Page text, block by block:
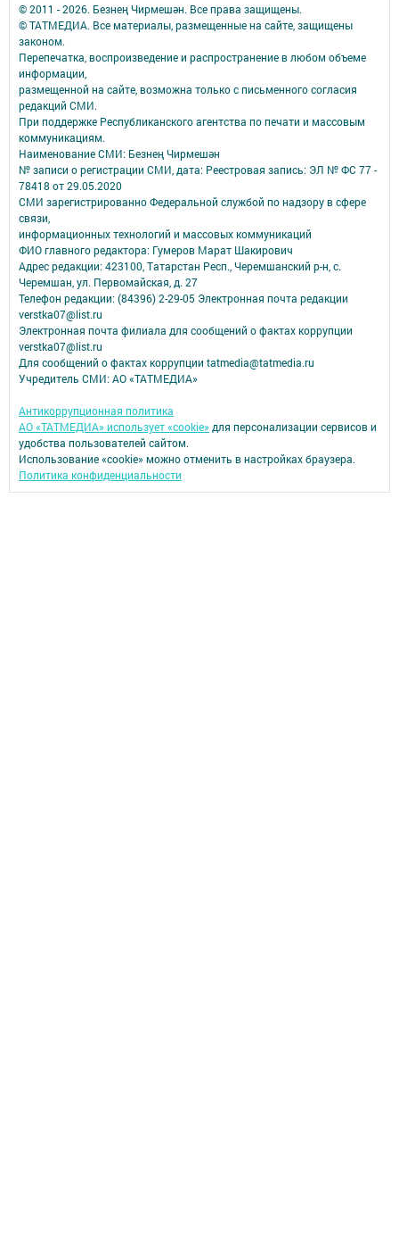
© 2011 - 2026. Безнең Чирмешән. Все права защищены.
© ТАТМЕДИА. Все материалы, размещенные на сайте, защищены
законом.
Перепечатка, воспроизведение и распространение в любом объеме
информации,
размещенной на сайте, возможна только с письменного согласия
редакций СМИ.
При поддержке Республиканского агентства по печати и массовым
коммуникациям.
Наименование СМИ: Безнең Чирмешән
№ записи о регистрации СМИ, дата: Реестровая запись: ЭЛ № ФС 77 -
78418 от 29.05.2020
СМИ зарегистрированно Федеральной службой по надзору в сфере
связи,
информационных технологий и массовых коммуникаций
ФИО главного редактора: Гумеров Марат Шакирович
Адрес редакции: 423100, Татарстан Респ., Черемшанский р-н, с.
Черемшан, ул. Первомайская, д. 27
Телефон редакции: (84396) 2-29-05 Электронная почта редакции
verstka07@list.ru
Электронная почта филиала для сообщений о фактах коррупции
verstka07@list.ru
Для сообщений о фактах коррупции tatmedia@tatmedia.ru
Учредитель СМИ: АО «ТАТМЕДИА»
Антикоррупционная политика
АО «ТАТМЕДИА» использует «cookie» для персонализации сервисов и
удобства пользователей сайтом.
Использование «cookie» можно отменить в настройках браузера.
Политика конфиденциальности